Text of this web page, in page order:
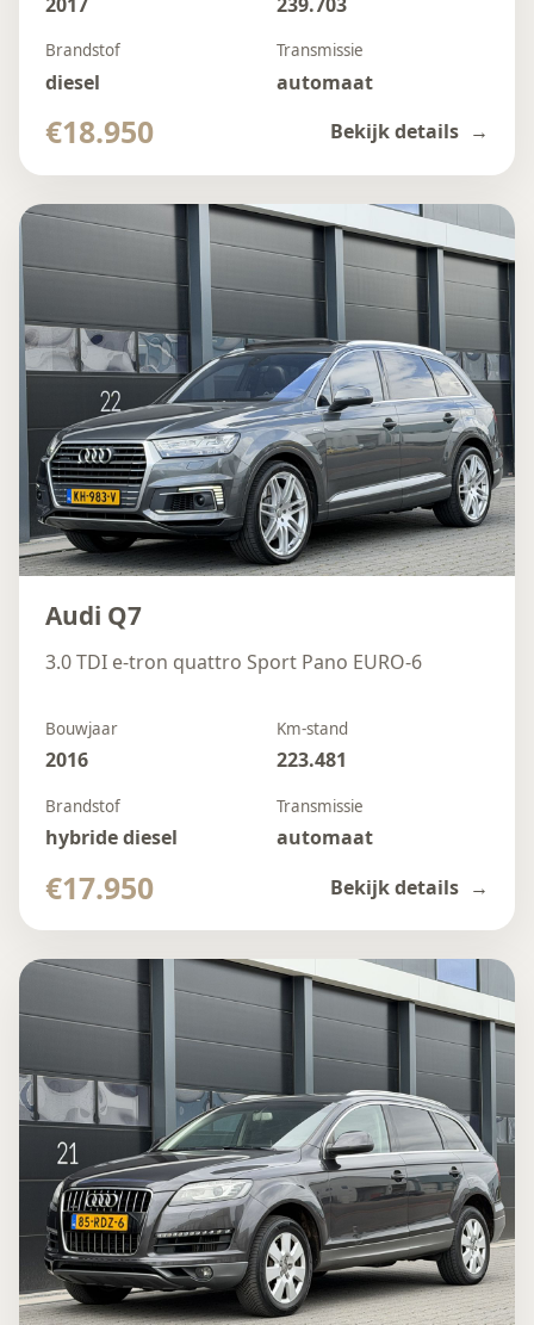
Brandstof
diesel
Transmissie
automaat
€18.950 Bekijk details
Audi Q7
3.0 TDI e-tron quattro Sport Pano EURO-6
Bouwjaar
2016
Km-stand
223.481
Brandstof
hybride diesel
Transmissie
automaat
€17.950 Bekijk details